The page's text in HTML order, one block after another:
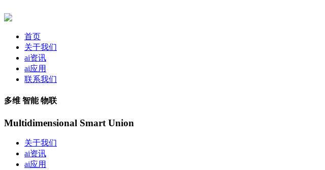
首页
关于我们
ai资讯
ai应用
联系我们
多维 智能 物联
Multidimensional Smart Union
关于我们
ai资讯
ai应用